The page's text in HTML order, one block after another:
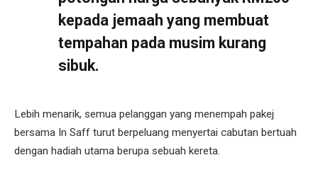
kepada jemaah yang membuat
tempahan pada musim kurang
sibuk.
Lebih menarik, semua pelanggan yang menempah pakej
bersama In Saff turut berpeluang menyertai cabutan bertuah
dengan hadiah utama berupa sebuah kereta.